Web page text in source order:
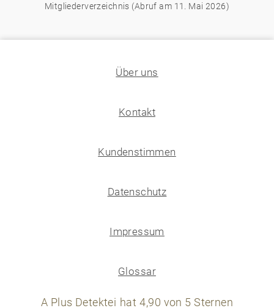
Mitgliederverzeichnis (Abruf am 11. Mai 2026)
Über uns
Kontakt
Kundenstimmen
Datenschutz
Impressum
Glossar
A Plus Detektei hat 4,90 von 5 Sternen